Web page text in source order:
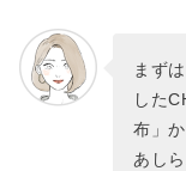
まず
した
布」
あし